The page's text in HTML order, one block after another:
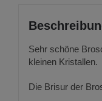
Sehr schöne
kleinen Kristallen.
Die Brisur der